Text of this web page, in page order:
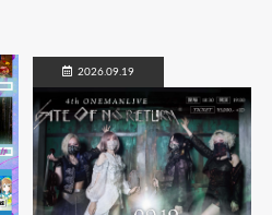
2026.09.19